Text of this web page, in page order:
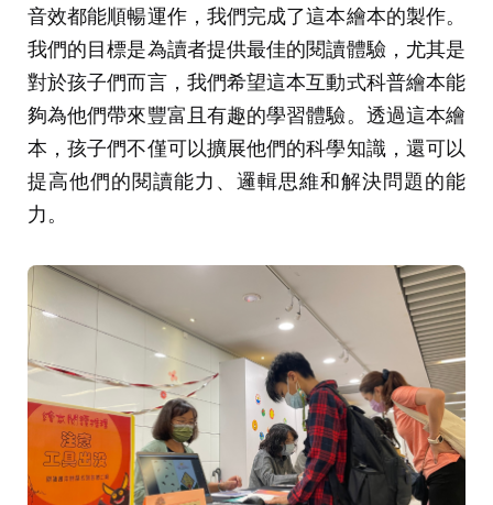
音效都能順暢運作，我們完成了這本繪本的製作。
我們的目標是為讀者提供最佳的閱讀體驗，尤其是
對於孩子們而言，我們希望這本互動式科普繪本能
夠為他們帶來豐富且有趣的學習體驗。透過這本繪
本，孩子們不僅可以擴展他們的科學知識，還可以
提高他們的閱讀能力、邏輯思維和解決問題的能
力。